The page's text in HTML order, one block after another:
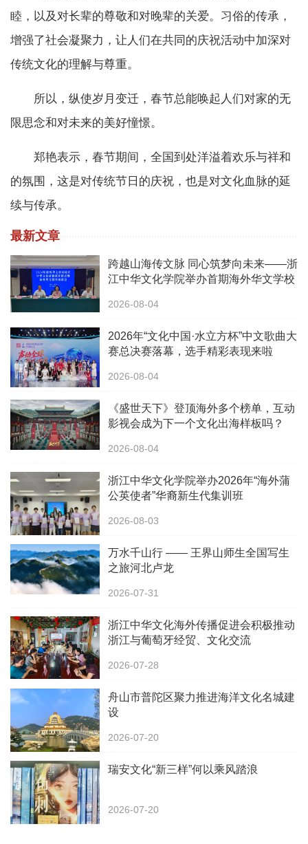
睦，以及对长辈的尊敬和对晚辈的关爱。习俗的传承，
增强了社会凝聚力，让人们在共同的庆祝活动中加深对
传统文化的理解与尊重。
所以，纵使岁月变迁，春节总能唤起人们对家的无
限思念和对未来的美好憧憬。
郑艳表示，春节期间，全国到处洋溢着欢乐与祥和
的氛围，这是对传统节日的庆祝，也是对文化血脉的延
续与传承。
最新文章
跨越山海传文脉 同心筑梦向未来——浙
江中华文化学院举办首期海外华文学校
2026-08-04
2026年“文化中国·水立方杯”中文歌曲大
赛总决赛落幕，选手精彩表现来啦
2026-08-04
《盛世天下》登顶海外多个榜单，互动
影视会成为下一个文化出海样板吗？
2026-08-04
浙江中华文化学院举办2026年“海外蒲
公英使者”华裔新生代集训班
2026-08-03
万水千山行 —— 王界山师生全国写生
之旅河北卢龙
2026-07-31
浙江中华文化海外传播促进会积极推动
浙江与葡萄牙经贸、文化交流
2026-07-28
舟山市普陀区聚力推进海洋文化名城建
设
2026-07-20
瑞安文化“新三样”何以乘风踏浪
2026-07-20